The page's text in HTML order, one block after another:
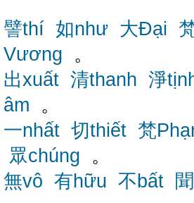
譬thí 如như 大Đại
Vương 。
出xuất 清thanh 淨
âm 。
一nhất 切thiết 梵
眾chúng 。
無vô 有hữu 不bất